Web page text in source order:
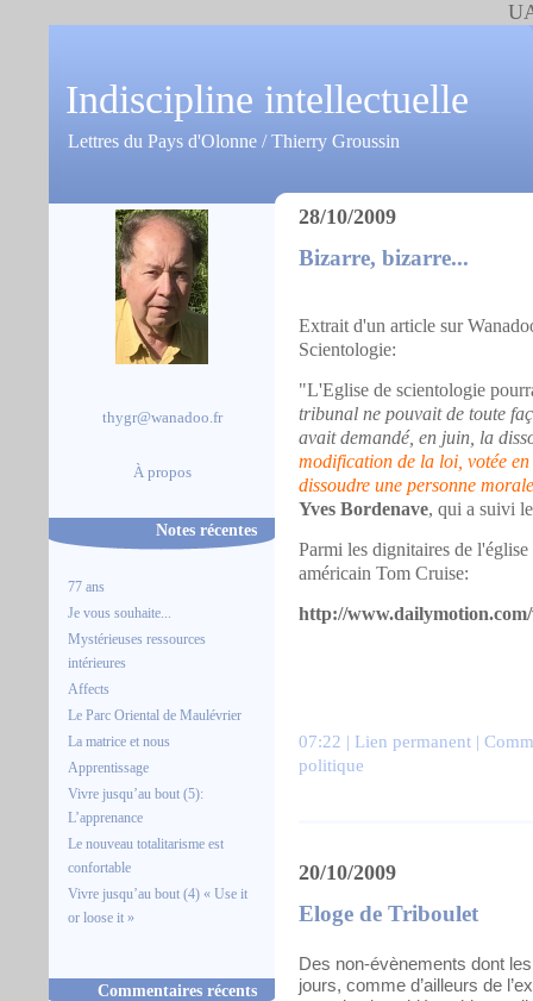
Indiscipline intellectuelle
Lettres du Pays d'Olonne / Thierry Groussin
thygr@wanadoo.fr
À propos
Notes récentes
77 ans
Je vous souhaite...
Mystérieuses ressources
intérieures
Affects
Le Parc Oriental de Maulévrier
La matrice et nous
Apprentissage
Vivre jusqu’au bout (5):
L’apprenance
Le nouveau totalitarisme est
confortable
Vivre jusqu’au bout (4) « Use it
or loose it »
Commentaires récents
28/10/2009
Bizarre, bizarre...
Extrait d'un article sur
Scientologie:
"L'Eglise de scientologie
tribunal ne pouvait de toute
avait demandé, en juin, la
modification de la loi, votée
dissoudre une personne
Yves Bordenave, qui a suivi
Parmi les dignitaires de
américain Tom Cruise:
http://
07:22 | Lien permanent |
politique
20/10/2009
Eloge de Triboulet
Des non-évènements dont
jours, comme d’ailleurs de